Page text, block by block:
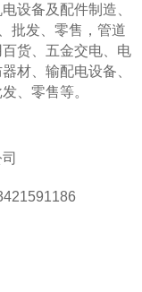
设备及配件制造、
批发、零售，管道
货、五金交电、电
材、输配电设备、
、零售等。